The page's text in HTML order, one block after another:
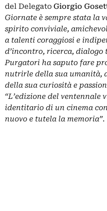
del Delegato Giorgio
Giornate è sempre stata la
spirito conviviale,
a talenti coraggiosi e
d’incontro, ricerca, dialogo
Purgatori ha saputo fare
nutrirle della sua umanità,
della sua curiosità e
“L’edizione del ventennale
identitario di un cinema
nuovo e tutela la memoria”.